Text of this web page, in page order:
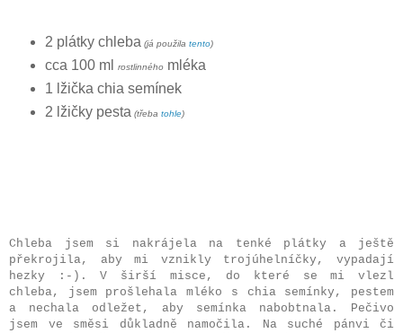
2 plátky chleba (já použila tento)
cca 100 ml rostlinnéhomléka
1 lžička chia semínek
2 lžičky pesta (třeba tohle)
Chleba jsem si nakrájela na tenké plátky a ještě
překrojila, aby mi vznikly trojúhelníčky, vypadají
hezky :-). V širší misce, do které se mi vlezl
chleba, jsem prošlehala mléko s chia semínky, pestem
a nechala odležet, aby semínka nabobtnala. Pečivo
jsem ve směsi důkladně namočila. Na suché pánvi či